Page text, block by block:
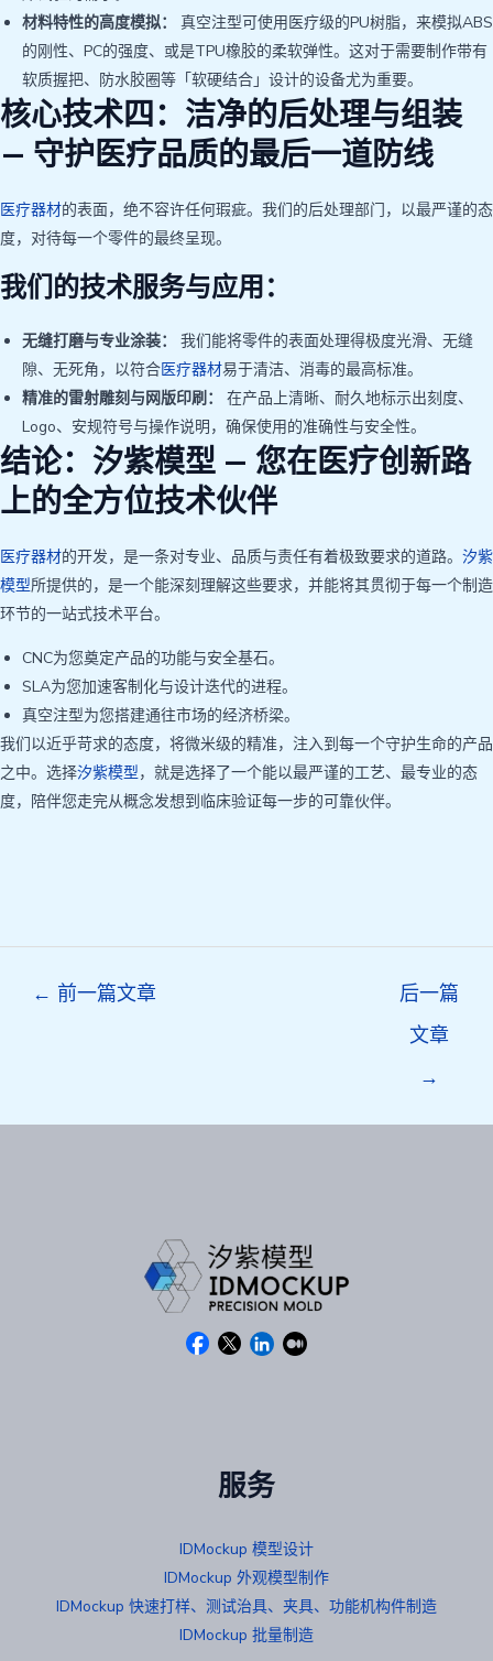
材料特性的高度模拟：
真空注型可使用医疗级的PU树脂，来模拟ABS
的刚性、PC的强度、或是TPU橡胶的柔软弹性。这对于需要制作带有
软质握把、防水胶圈等「软硬结合」设计的设备尤为重要。
核心技术四：洁净的后处理与组装
— 守护医疗品质的最后一道防线
医疗器材的表面，绝不容许任何瑕疵。我们的后处理部门，以最严谨的态
度，对待每一个零件的最终呈现。
我们的技术服务与应用：
无缝打磨与专业涂装：
我们能将零件的表面处理得极度光滑、无缝
隙、无死角，以符合医疗器材易于清洁、消毒的最高标准。
精准的雷射雕刻与网版印刷：
在产品上清晰、耐久地标示出刻度、
Logo、安规符号与操作说明，确保使用的准确性与安全性。
结论：汐紫模型 — 您在医疗创新路
上的全方位技术伙伴
医疗器材的开发，是一条对专业、品质与责任有着极致要求的道路。 汐紫
模型所提供的，是一个能深刻理解这些要求，并能将其贯彻于每一个制造
环节的一站式技术平台。
CNC为您奠定产品的功能与安全基石。
SLA为您加速客制化与设计迭代的进程。
真空注型为您搭建通往市场的经济桥梁。
我们以近乎苛求的态度，将微米级的精准，注入到每一个守护生命的产品
之中。选择汐紫模型，就是选择了一个能以最严谨的工艺、最专业的态
度，陪伴您走完从概念发想到临床验证每一步的可靠伙伴。
← 前一篇文章
后一篇
文章
→
服务
IDMockup 模型设计
IDMockup 外观模型制作
IDMockup 快速打样、测试治具、夹具、功能机构件制造
IDMockup 批量制造